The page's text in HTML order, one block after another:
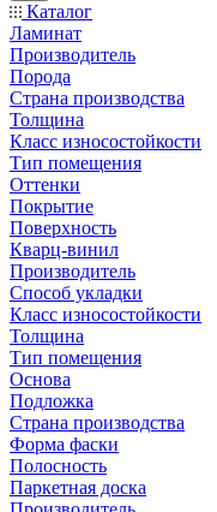
Каталог
Ламинат
Производитель
Порода
Страна производства
Толщина
Класс износостойкости
Тип помещения
Оттенки
Покрытие
Поверхность
Кварц-винил
Производитель
Способ укладки
Класс износостойкости
Толщина
Тип помещения
Основа
Подложка
Страна производства
Форма фаски
Полосность
Паркетная доска